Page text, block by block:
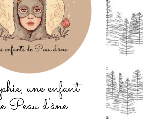
une enfant
Peau d'âne